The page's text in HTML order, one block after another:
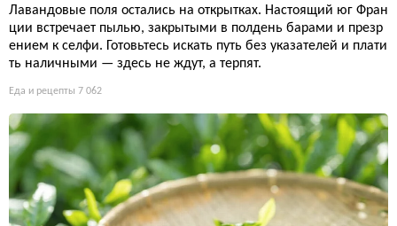
Лавандовые поля остались на открытках. Настоящий юг Фран
ции встречает пылью, закрытыми в полдень барами и презр
ением к селфи. Готовьтесь искать путь без указателей и плати
ть наличными — здесь не ждут, а терпят.
Еда и рецепты 7 062